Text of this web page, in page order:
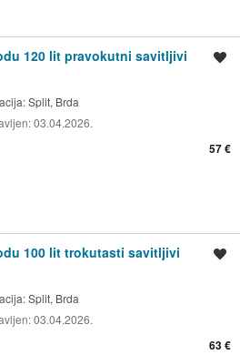
120 lit pravokutni savitljivi
Split, Brda
03.04.2026.
57 €
100 lit trokutasti savitljivi
Split, Brda
03.04.2026.
63 €